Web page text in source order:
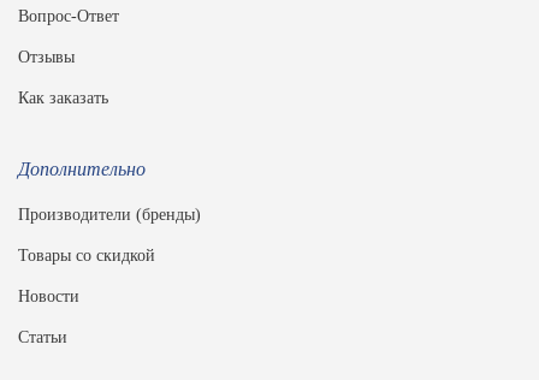
Вопрос-Ответ
Отзывы
Как заказать
Дополнительно
Производители (бренды)
Товары со скидкой
Новости
Статьи